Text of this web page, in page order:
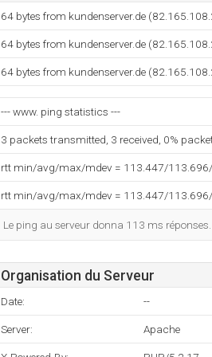
64 bytes from kundenserver.de
64 bytes from kundenserver.de
64 bytes from kundenserver.de
--- www. ping statistics ---
3 packets transmitted, 3 received, 0%
rtt min/avg/max/mdev = 113.447/
rtt min/avg/max/mdev = 113.447/
Le ping au serveur donna 113 ms réponses.
Organisation du Serveur
Date: --
Server: Apache